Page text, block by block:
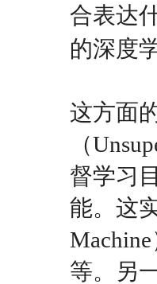
合表达
的深度
这方面
（
督学习
能。这
等。另